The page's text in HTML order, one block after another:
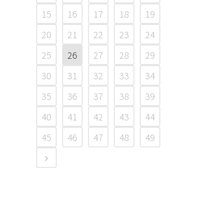
15
16 17 18
19
20
21 22 23
24
25
26 27 28
29
30
31 32 33
34
35
36 37 38
39
40
41 42 43
44
45
46 47 48 49